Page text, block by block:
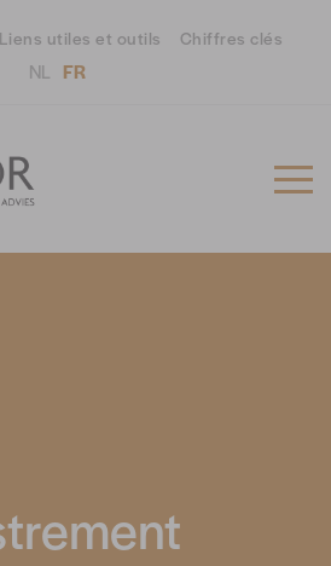
Liens utiles et outils Chiffres clés
NL FR